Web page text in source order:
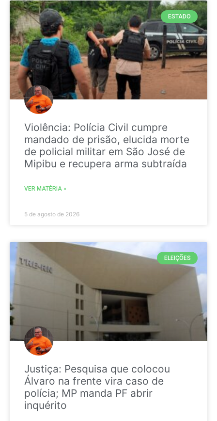
ESTADO
Violência: Polícia Civil cumpre
mandado de prisão, elucida morte
de policial militar em São José de
Mipibu e recupera arma subtraída
VER MATÉRIA »
5 de agosto de 2026
ELEIÇÕES
Justiça: Pesquisa que colocou
Álvaro na frente vira caso de
polícia; MP manda PF abrir
inquérito